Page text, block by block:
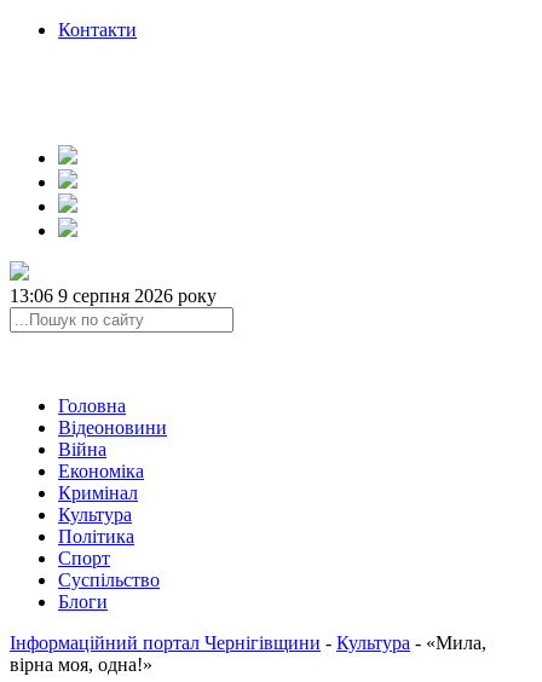
Контакти
13:06 9 серпня 2026 року
Головна
Відеоновини
Війна
Економіка
Кримінал
Культура
Політика
Спорт
Суспільство
Блоги
Інформаційний портал Чернігівщини - Культура - «Мила,
вірна моя, одна!»